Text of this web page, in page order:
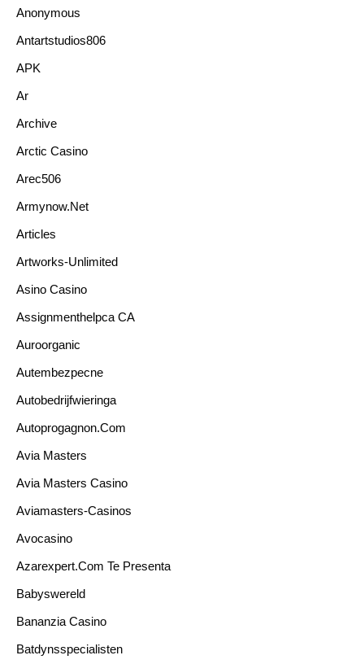
Anonymous
Antartstudios806
APK
Ar
Archive
Arctic Casino
Arec506
Armynow.net
Articles
Artworks-Unlimited
Asino Casino
Assignmenthelpca CA
Auroorganic
Autembezpecne
Autobedrijfwieringa
Autoprogagnon.com
Avia Masters
Avia Masters Casino
Aviamasters-Casinos
Avocasino
Azarexpert.com Te Presenta
Babyswereld
Bananzia Casino
Batdynsspecialisten